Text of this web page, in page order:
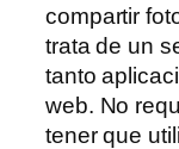
compartir
trata de un
tanto
web. No
tener que